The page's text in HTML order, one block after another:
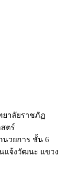
ยาลัยราชภัฏ
ตร์
นวยการ ชั้น 6
แจ้งวัฒนะ แขวง